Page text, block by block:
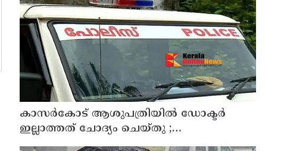
കാസർകോട് ആശുപത്രിയിൽ ഡോക്ടർ
ഇല്ലാത്തത് ചോദ്യം ചെയ്തു ;
നാട്ടുകാർക്കെതിരെ കേസെടുത്ത് പൊലീസ്